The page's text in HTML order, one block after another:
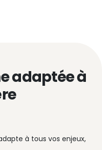
adaptée à
à tous vos enjeux,